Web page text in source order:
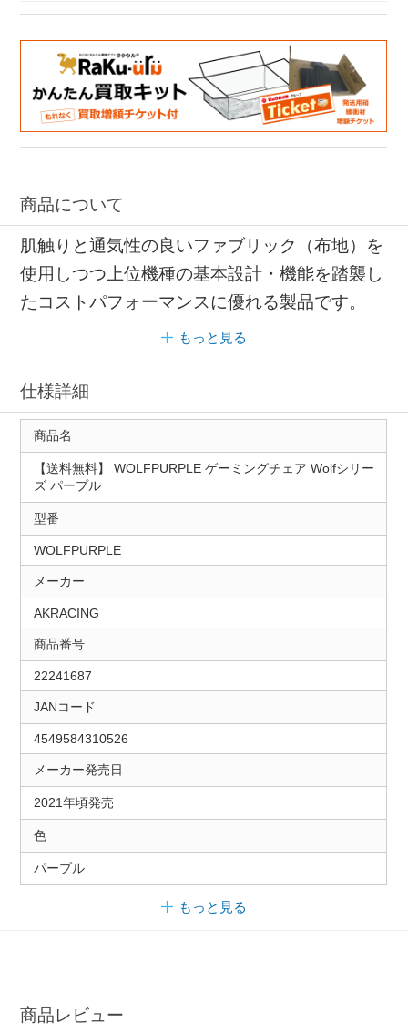
商品について
肌触りと通気性の良いファブリック（布地）を
使用しつつ上位機種の基本設計・機能を踏襲し
たコストパフォーマンスに優れる製品です。
もっと見る
仕様詳細
商品名
【送料無料】 WOLFPURPLE ゲーミングチェア Wolfシリー
ズ パープル
型番
WOLFPURPLE
メーカー
AKRACING
商品番号
22241687
JANコード
4549584310526
メーカー発売日
2021年頃発売
色
パープル
もっと見る
商品レビュー